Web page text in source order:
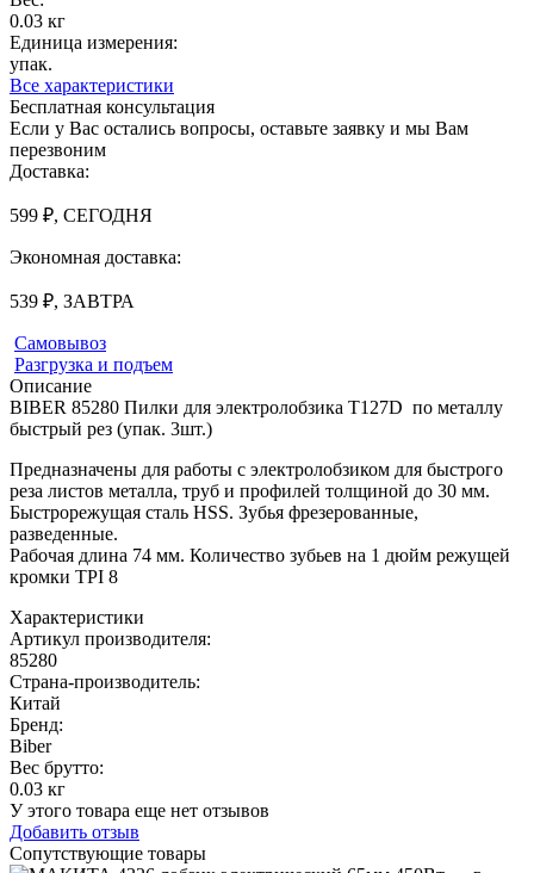
0.03 кг
Единица измерения:
упак.
Все характеристики
Бесплатная консультация
Если у Вас остались вопросы, оставьте заявку и мы Вам
перезвоним
Доставка:
599 ₽, СЕГОДНЯ
Экономная доставка:
539 ₽, ЗАВТРА
Самовывоз
Разгрузка и подъем
Описание
BIBER 85280 Пилки для электролобзика Т127D по металлу
быстрый рез (упак. 3шт.)
Предназначены для работы с электролобзиком для быстрого
реза листов металла, труб и профилей толщиной до 30 мм.
Быстрорежущая сталь HSS. Зубья фрезерованные,
разведенные.
Рабочая длина 74 мм. Количество зубьев на 1 дюйм режущей
кромки TPI 8
Характеристики
Артикул производителя:
85280
Страна-производитель:
Китай
Бренд:
Biber
Вес брутто:
0.03 кг
У этого товара еще нет отзывов
Добавить отзыв
Сопутствующие товары